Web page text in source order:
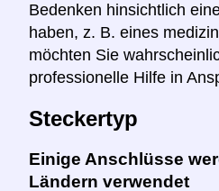
Bedenken hinsichtlich
haben, z. B. eines
möchten Sie
professionelle Hilfe in
Steckertyp
Einige Anschlüsse
Ländern verwendet